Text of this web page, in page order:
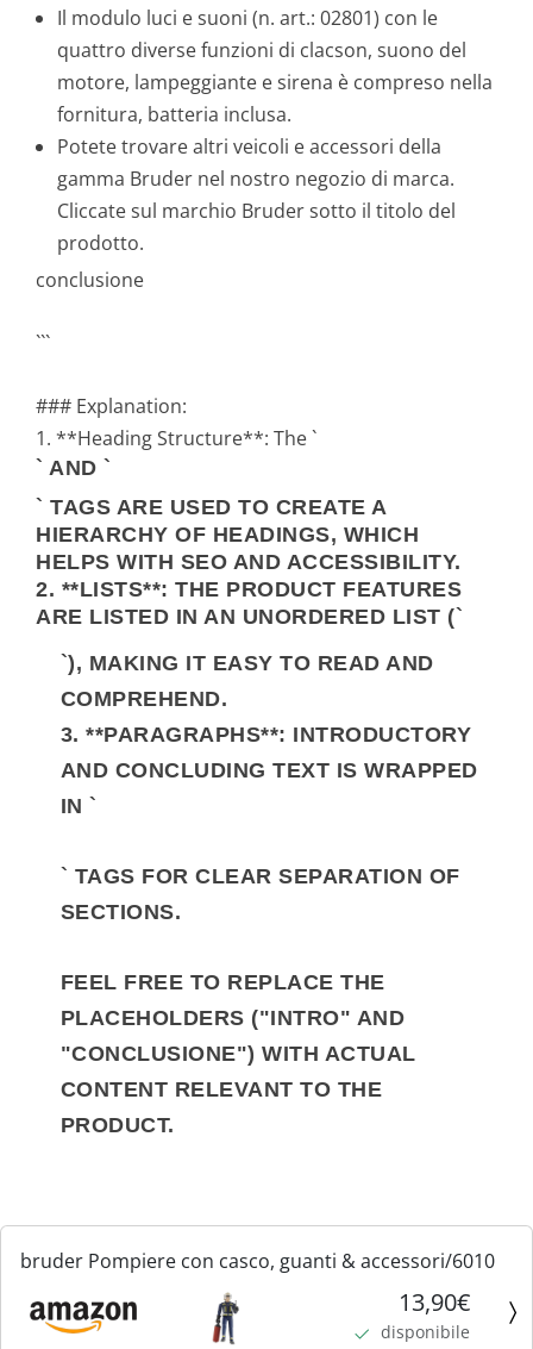
Il modulo luci e suoni (n. art.: 02801) con le
quattro diverse funzioni di clacson, suono del
motore, lampeggiante e sirena è compreso nella
fornitura, batteria inclusa.
Potete trovare altri veicoli e accessori della
gamma Bruder nel nostro negozio di marca.
Cliccate sul marchio Bruder sotto il titolo del
prodotto.
conclusione
```
### Explanation:
1. **Heading Structure**: The `
` AND `
` TAGS ARE USED TO CREATE A
HIERARCHY OF HEADINGS, WHICH
HELPS WITH SEO AND ACCESSIBILITY.
2. **LISTS**: THE PRODUCT FEATURES
ARE LISTED IN AN UNORDERED LIST (`
`), MAKING IT EASY TO READ AND
COMPREHEND.
3. **PARAGRAPHS**: INTRODUCTORY
AND CONCLUDING TEXT IS WRAPPED
IN `
` TAGS FOR CLEAR SEPARATION OF
SECTIONS.
FEEL FREE TO REPLACE THE
PLACEHOLDERS ("INTRO" AND
"CONCLUSIONE") WITH ACTUAL
CONTENT RELEVANT TO THE
PRODUCT.
bruder Pompiere con casco, guanti & accessori/6010
13,90€
disponibile